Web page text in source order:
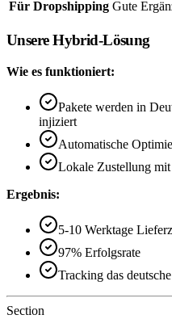
Für Dropshipping Gute
Unsere Hybrid-Lösung
Wie es funktioniert:
Pakete werden in
injiziert
Automatische
Lokale Zustellung
Ergebnis:
5-10 Werktage
97% Erfolgsrate
Tracking das
Section